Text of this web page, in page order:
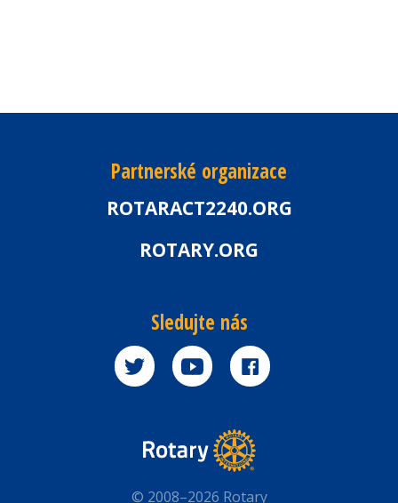
Partnerské organizace
ROTARACT2240.ORG
ROTARY.ORG
Sledujte nás
© 2008–2026 Rotary